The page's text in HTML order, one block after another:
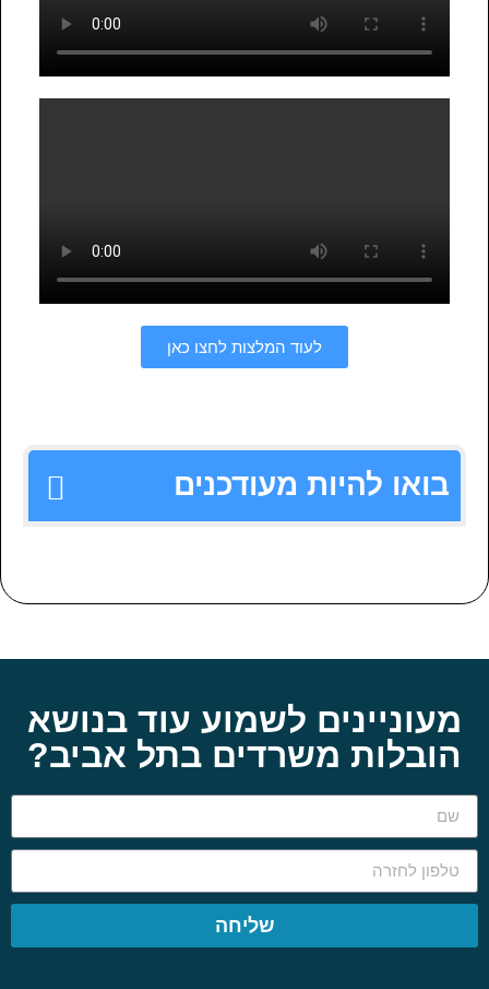
לעוד המלצות לחצו כאן
בואו להיות מעודכנים
מעוניינים לשמוע עוד בנושא
הובלות משרדים בתל אביב?
שליחה